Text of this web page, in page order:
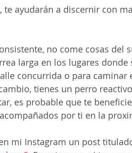
te ayudarán a discernir con
no come cosas del
larga en los lugares donde
concurrida o para caminar
tienes un perro
es probable que te
por ti en la
mi Instagram un post